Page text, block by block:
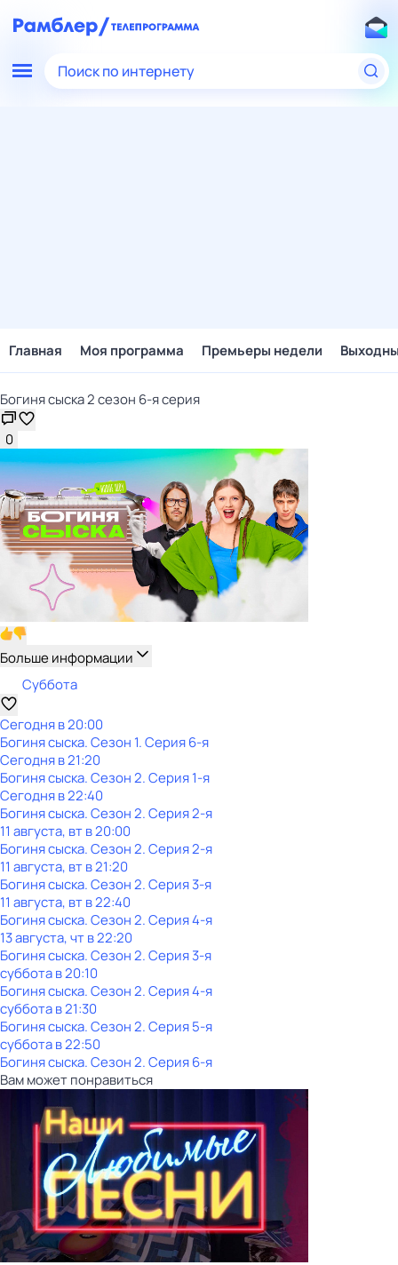
Поиск по интернету
Главная Моя программа Премьеры недели
Богиня сыска 2 сезон 6-я серия
0
Больше информации
Суббота
Сегодня в 20:00
Богиня сыска. Сезон 1. Серия 6-я
Сегодня в 21:20
Богиня сыска. Сезон 2. Серия 1-я
Сегодня в 22:40
Богиня сыска. Сезон 2. Серия 2-я
11 августа, вт в 20:00
Богиня сыска. Сезон 2. Серия 2-я
11 августа, вт в 21:20
Богиня сыска. Сезон 2. Серия 3-я
11 августа, вт в 22:40
Богиня сыска. Сезон 2. Серия 4-я
13 августа, чт в 22:20
Богиня сыска. Сезон 2. Серия 3-я
субботав20:10
Богиня сыска. Сезон 2. Серия 4-я
субботав21:30
Богиня сыска. Сезон 2. Серия 5-я
субботав22:50
Богиня сыска. Сезон 2. Серия 6-я
Вам может понравиться